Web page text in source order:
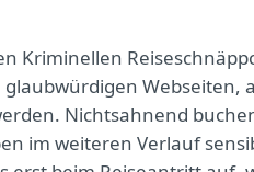
Kriminellen
Webseiten,
Nichtsahnend
im weiteren Verlauf